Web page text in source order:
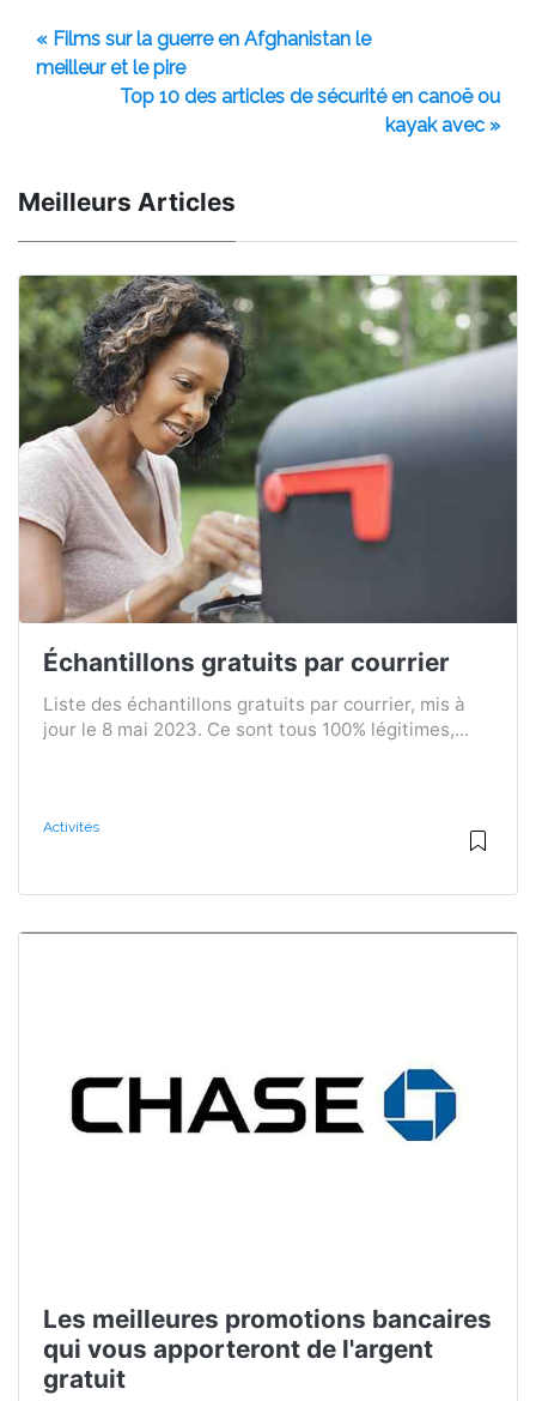
« Films sur la guerre en Afghanistan le
meilleur et le pire
Top 10 des articles de sécurité en canoë ou
kayak avec »
Meilleurs Articles
Échantillons gratuits par courrier
Liste des échantillons gratuits par courrier, mis à
jour le 8 mai 2023. Ce sont tous 100% légitimes,...
Activités
Les meilleures promotions bancaires
qui vous apporteront de l'argent
gratuit